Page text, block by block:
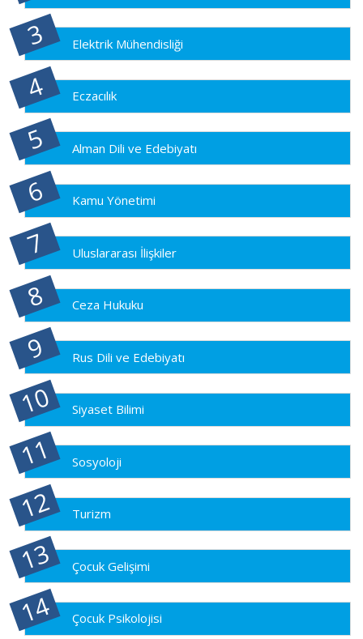
Elektrik Mühendisliği
Eczacılık
Alman Dili ve Edebiyatı
Kamu Yönetimi
Uluslararası İlişkiler
Ceza Hukuku
Rus Dili ve Edebiyatı
Siyaset Bilimi
Sosyoloji
Turizm
Çocuk Gelişimi
Çocuk Psikolojisi